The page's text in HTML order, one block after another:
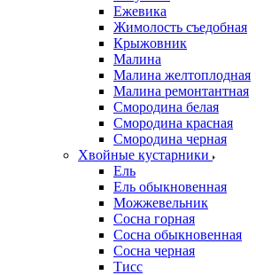
Ежевика
Жимолость съедобная
Крыжовник
Малина
Малина желтоплодная
Малина ремонтантная
Смородина белая
Смородина красная
Смородина черная
Хвойные кустарники
Ель
Ель обыкновенная
Можжевельник
Сосна горная
Сосна обыкновенная
Сосна черная
Тисс